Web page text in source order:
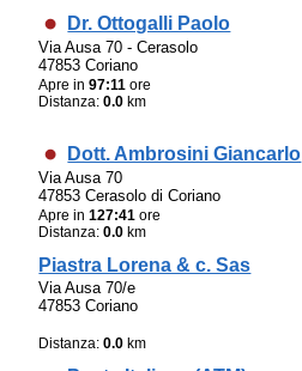
Dr. Ottogalli Paolo
Via Ausa 70 - Cerasolo
47853 Coriano
Apre in97:11 ore
Distanza:0.0 km
Dott. Ambrosini Giancarlo
Via Ausa 70
47853 Cerasolo di Coriano
Apre in127:41 ore
Distanza:0.0 km
Piastra Lorena & c. Sas
Via Ausa 70/e
47853 Coriano
Distanza:0.0 km